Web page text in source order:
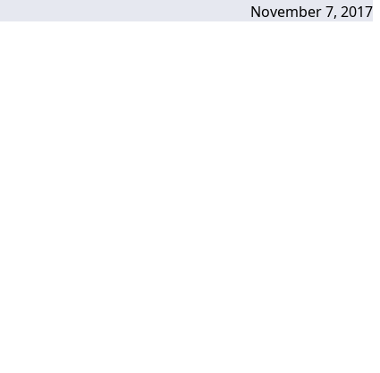
November 7, 2017